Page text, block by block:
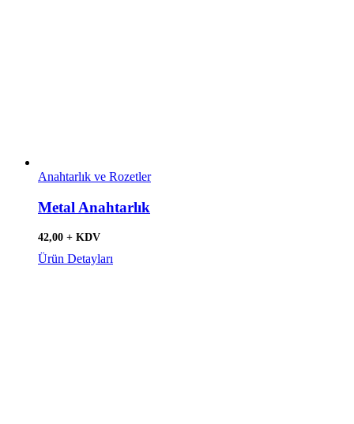
Anahtarlık ve Rozetler
Metal Anahtarlık
42,00 + KDV
Ürün Detayları